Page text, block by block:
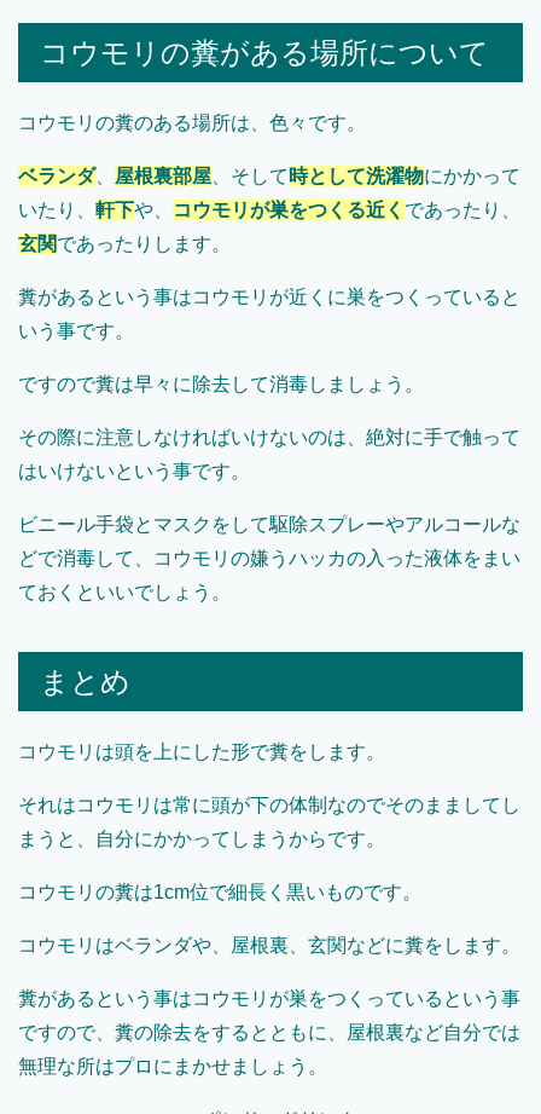
コウモリの糞がある場所について
コウモリの糞のある場所は、色々です。
ベランダ、 屋根裏部屋、そして時として洗濯物にかかって
いたり、 軒下や、 コウモリが巣をつくる近く であったり、
玄関であったりします。
糞があるという事はコウモリが近くに巣をつくっていると
いう事です。
ですので糞は早々に除去して消毒しましょう。
その際に注意しなければいけないのは、絶対に手で触って
はいけないという事です。
ビニール手袋とマスクをして駆除スプレーやアルコールな
どで消毒して、コウモリの嫌うハッカの入った液体をまい
ておくといいでしょう。
まとめ
コウモリは頭を上にした形で糞をします。
それはコウモリは常に頭が下の体制なのでそのまましてし
まうと、自分にかかってしまうからです。
コウモリの糞は1cm位で細長く黒いものです。
コウモリはベランダや、屋根裏、玄関などに糞をします。
糞があるという事はコウモリが巣をつくっているという事
ですので、糞の除去をするとともに、屋根裏など自分では
無理な所はプロにまかせましょう。